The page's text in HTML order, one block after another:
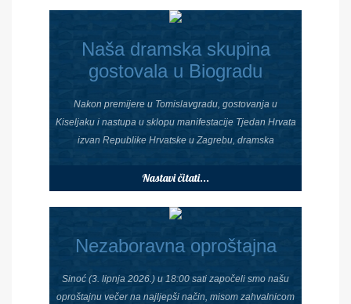
Naša dramska skupina
gostovala u Biogradu
Nakon premijere u Tomislavgradu, gostovanja u
Kiseljaku i nastupa u sklopu manifestacije Tjedan Hrvata
izvan Republike Hrvatske u Zagrebu, dramska
Nastavi čitati...
Nezaboravna oproštajna
Sinoć (3. lipnja 2026.) u 18:00 sati započeli smo našu
oproštajnu večer na najljepši način, misom zahvalnicom